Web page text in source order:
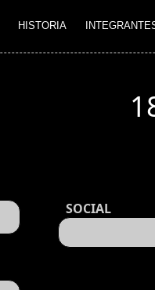
HISTORIA
SOCIAL